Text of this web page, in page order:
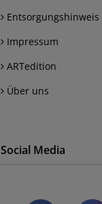
Entsorgungshinweis
Impressum
ARTedition
Über uns
Social Media